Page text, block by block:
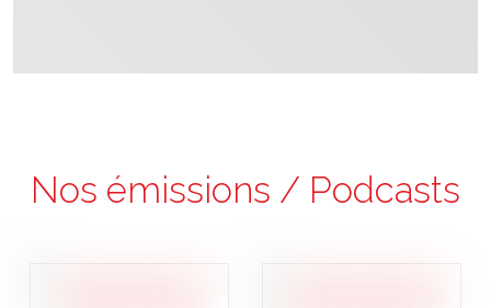
Nos émissions / Podcasts